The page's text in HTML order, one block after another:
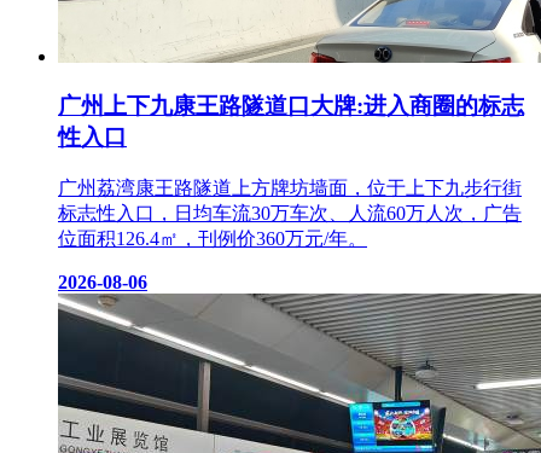
广州上下九康王路隧道口大牌:进入商圈的标志
性入口
广州荔湾康王路隧道上方牌坊墙面，位于上下九步行街
标志性入口，日均车流30万车次、人流60万人次，广告
位面积126.4㎡，刊例价360万元/年。
2026-08-06